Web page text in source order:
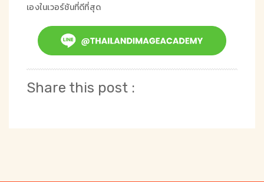
เองในเวอร์ชันที่ดีที่สุด
Share this post :